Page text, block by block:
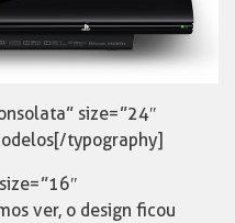
size=”24″
typography]
ver, o design ficou